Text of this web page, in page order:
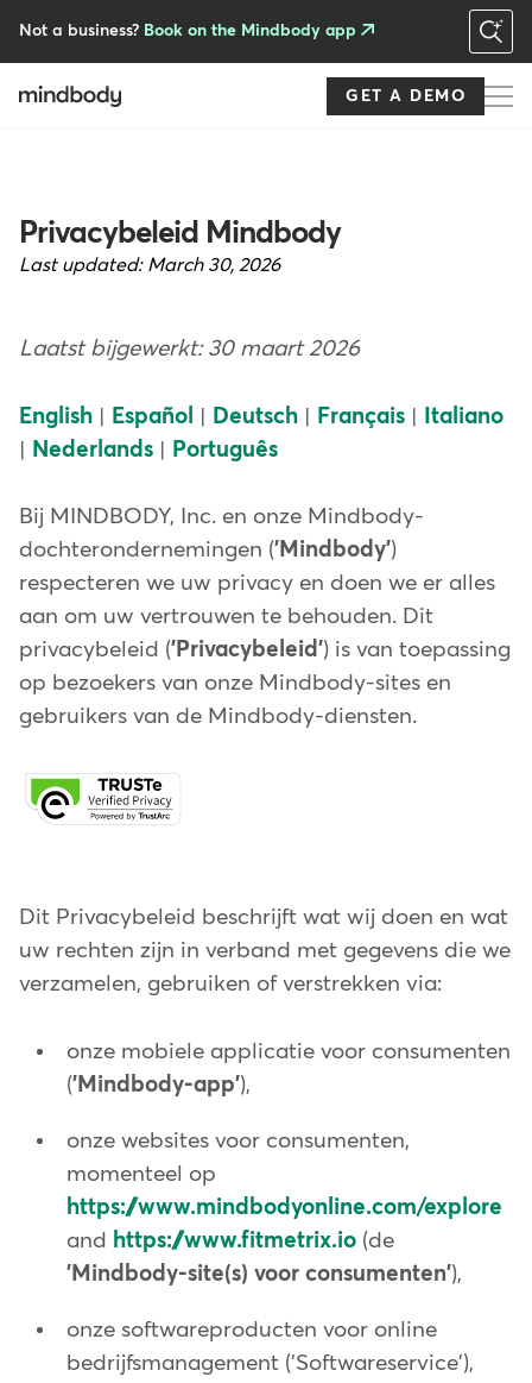
Not a business? Book on the Mindbody app
GET A DEMO
Privacybeleid Mindbody
Last updated: March 30, 2026
Laatst bijgewerkt: 30 maart 2026
English Español Deutsch Français
Italiano
Nederlands Português
Bij MINDBODY, Inc. en onze Mindbody-
dochterondernemingen ('Mindbody')
respecteren we uw privacy en doen we er alles
aan om uw vertrouwen te behouden. Dit
privacybeleid ('Privacybeleid') is van toepassing
op bezoekers van onze Mindbody-sites en
gebruikers van de Mindbody-diensten.
Dit Privacybeleid beschrijft wat wij doen en wat
uw rechten zijn in verband met gegevens die we
verzamelen, gebruiken of verstrekken via:
onze mobiele applicatie voor consumenten
('Mindbody-app'),
onze websites voor consumenten,
momenteel op
https://www.mindbodyonline.com/explore
and https://www.fitmetrix.io (de
'Mindbody-site(s) voor consumenten'),
onze softwareproducten voor online
bedrijfsmanagement ('Softwareservice'),